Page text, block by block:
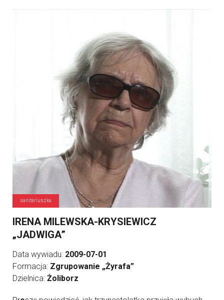
sanitariuszka
IRENA MILEWSKA-KRYSIEWICZ
„JADWIGA”
Data wywiadu: 2009-07-01
Formacja: Zgrupowanie „Żyrafa”
Dzielnica: Żoliborz